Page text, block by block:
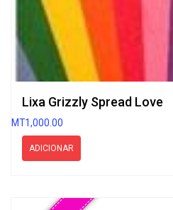
Lixa Grizzly Spread Love
MT1,000.00
ADICIONAR